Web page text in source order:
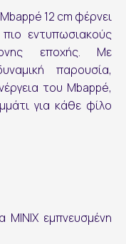
12 cm φέρνει
εντυπωσιακούς
εποχής. Με
παρουσία,
του Mbappé,
για κάθε φίλο
MINIX εμπνευσμένη